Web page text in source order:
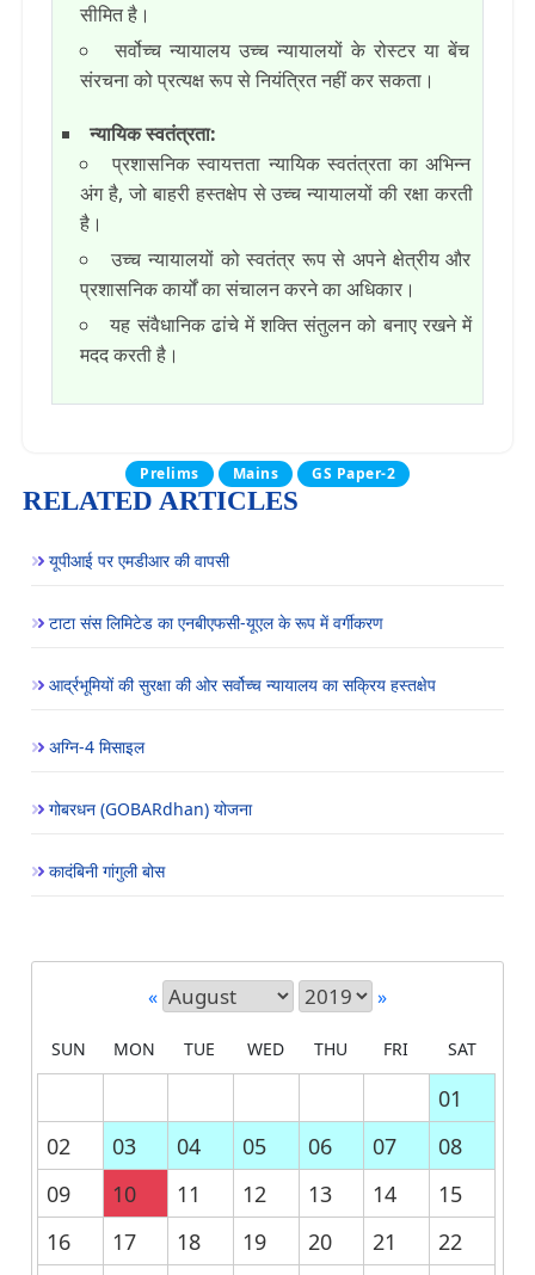
सीमित है।
सर्वोच्च न्यायालय उच्च न्यायालयों के रोस्टर या बेंच
संरचना को प्रत्यक्ष रूप से नियंत्रित नहीं कर सकता।
न्यायिक स्वतंत्रता:
प्रशासनिक स्वायत्तता न्यायिक स्वतंत्रता का अभिन्न
अंग है, जो बाहरी हस्तक्षेप से उच्च न्यायालयों की रक्षा करती
है।
उच्च न्यायालयों को स्वतंत्र रूप से अपने क्षेत्रीय और
प्रशासनिक कार्यों का संचालन करने का अधिकार।
यह संवैधानिक ढांचे में शक्ति संतुलन को बनाए रखने में
मदद करती है।
Prelims Mains GS Paper-2
RELATED ARTICLES
यूपीआई पर एमडीआर की वापसी
टाटा संस लिमिटेड का एनबीएफसी-यूएल के रूप में वर्गीकरण
आर्द्रभूमियों की सुरक्षा की ओर सर्वोच्च न्यायालय का सक्रिय हस्तक्षेप
अग्नि-4 मिसाइल
गोबरधन (GOBARdhan) योजना
कादंबिनी गांगुली बोस
« »
SUN MON TUE WED THU FRI SAT
01
02
03 04 05 06 07
08
09
10 11 12 13 14
15
16
17 18 19 20 21 22